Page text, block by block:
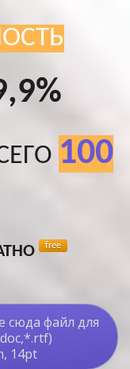
100
free
сюда файл для
14pt